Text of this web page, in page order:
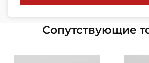
Сопутствующие